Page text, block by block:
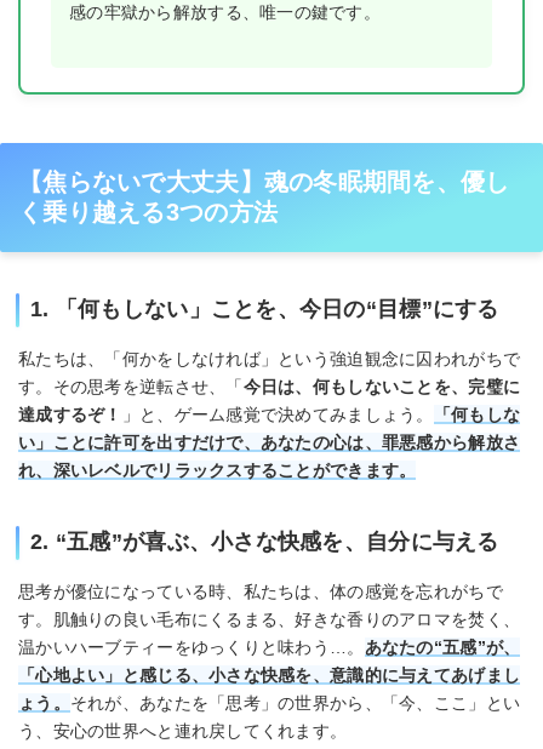
感の牢獄から解放する、唯一の鍵です。
【焦らないで大丈夫】魂の冬眠期間を、優し
く乗り越える3つの方法
1. 「何もしない」ことを、今日の“目標”にする
私たちは、「何かをしなければ」という強迫観念に囚われがちで
す。その思考を逆転させ、「今日は、何もしないことを、完璧に
達成するぞ！
」と、ゲーム感覚で決めてみましょう。
「何もしな
い」ことに許可を出すだけで、あなたの心は、罪悪感から解放さ
れ、深いレベルでリラックスすることができます。
2. “五感”が喜ぶ、小さな快感を、自分に与える
思考が優位になっている時、私たちは、体の感覚を忘れがちで
す。肌触りの良い毛布にくるまる、好きな香りのアロマを焚く、
温かいハーブティーをゆっくりと味わう…。 あなたの“五感”が、
「心地よい」と感じる、小さな快感を、意識的に与えてあげまし
ょう。 それが、あなたを「思考」の世界から、「今、ここ」とい
う、安心の世界へと連れ戻してくれます。